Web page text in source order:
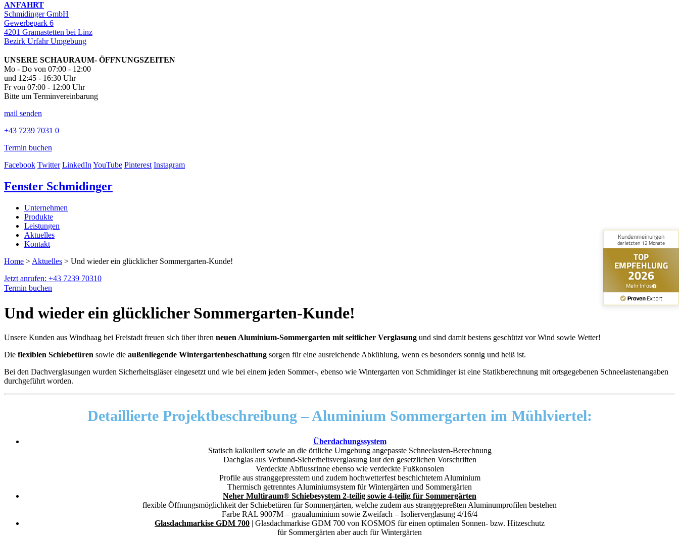
ANFAHRT
Schmidinger GmbH
Gewerbepark 6
4201 Gramastetten bei Linz
Bezirk Urfahr Umgebung
UNSERE SCHAURAUM- ÖFFNUNGSZEITEN
Mo - Do von 07:00 - 12:00
und 12:45 - 16:30 Uhr
Fr von 07:00 - 12:00 Uhr
Bitte um Terminvereinbarung
mail senden
+43 7239 7031 0
Termin buchen
Facebook Twitter LinkedInYouTube Pinterest Instagram
Fenster Schmidinger
Unternehmen
Produkte
Leistungen
Aktuelles
Kontakt
Home > Aktuelles > Und wieder ein glücklicher Sommergarten-Kunde!
Jetzt anrufen: +43 7239 70310
Termin buchen
Und wieder ein glücklicher Sommergarten-Kunde!
Unsere Kunden aus Windhaag bei Freistadt freuen sich über ihren neuen Aluminium-Sommergarten mit seitlicher Verglasung und sind damit bestens geschützt vor Wind sowie Wetter!
Die flexiblen Schiebetüren sowie die außenliegende Wintergartenbeschattung sorgen für eine ausreichende Abkühlung, wenn es besonders sonnig und heiß ist.
Bei den Dachverglasungen wurden Sicherheitsgläser eingesetzt und wie bei einem jeden Sommer-, ebenso wie Wintergarten von Schmidinger ist eine Statikberechnung mit ortsgegebenen Schneelastenangaben
durchgeführt worden.
Detaillierte Projektbeschreibung –Aluminium Sommergarten im Mühlviertel:
Überdachungssystem
Statisch kalkuliert sowie an die örtliche Umgebung angepasste Schneelasten-Berechnung
Dachglas aus Verbund-Sicherheitsverglasung laut den gesetzlichen Vorschriften
Verdeckte Abflussrinne ebenso wie verdeckte Fußkonsolen
Profile aus stranggepresstem und zudem hochwetterfest beschichtetem Aluminium
Thermisch getrenntes Aluminiumsystem für Wintergärten und Sommergärten
Neher Multiraum® Schiebesystem 2-teilig sowie 4-teilig für Sommergärten
flexible Öffnungsmöglichkeit der Schiebetüren für Sommergärten, welche zudem aus stranggepreßten Aluminumprofilen bestehen
Farbe RAL 9007M – graualuminium sowie Zweifach – Isolierverglasung 4/16/4
Glasdachmarkise GDM 700 | Glasdachmarkise GDM 700 von KOSMOS für einen optimalen Sonnen- bzw. Hitzeschutz
für Sommergärten aber auch für Wintergärten